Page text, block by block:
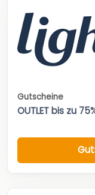
Gutscheine
OUTLET bis zu